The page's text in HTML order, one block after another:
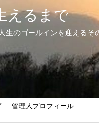
えるまで
生のゴールインを迎える
管理人プロフィール